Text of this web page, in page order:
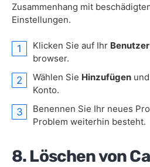
Zusammenhang mit
Einstellungen.
Klicken Sie auf Ihr
browser.
Wählen Sie Hinzufügen
Konto.
Benennen Sie Ihr neues
Problem weiterhin besteht.
8. Löschen von